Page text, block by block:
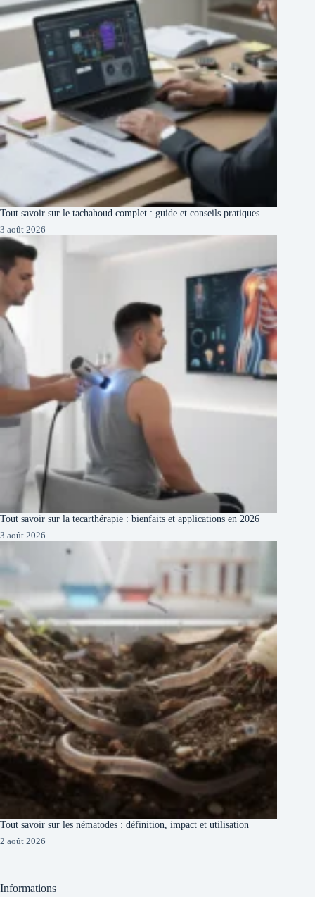
Tout savoir sur le tachahoud complet : guide et conseils pratiques
3 août 2026
Tout savoir sur la tecarthérapie : bienfaits et applications en 2026
3 août 2026
Tout savoir sur les nématodes : définition, impact et utilisation
2 août 2026
Informations